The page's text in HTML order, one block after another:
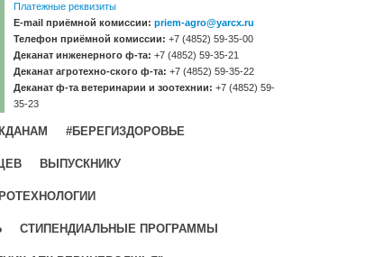
Платежные реквизиты
E-mail приёмной комиссии: priem-agro@yarcx.ru
Телефон приёмной комиссии: +7 (4852) 59-35-00
Деканат инженерного ф-та: +7 (4852) 59-35-21
Деканат агротехно-ского ф-та: +7 (4852) 59-35-22
Деканат ф-та ветеринарии и зоотехнии: +7 (4852) 59-
35-23
#БЕРЕГИЗДОРОВЬЕ
ВЫПУСКНИКУ
СТИПЕНДИАЛЬНЫЕ ПРОГРАММЫ